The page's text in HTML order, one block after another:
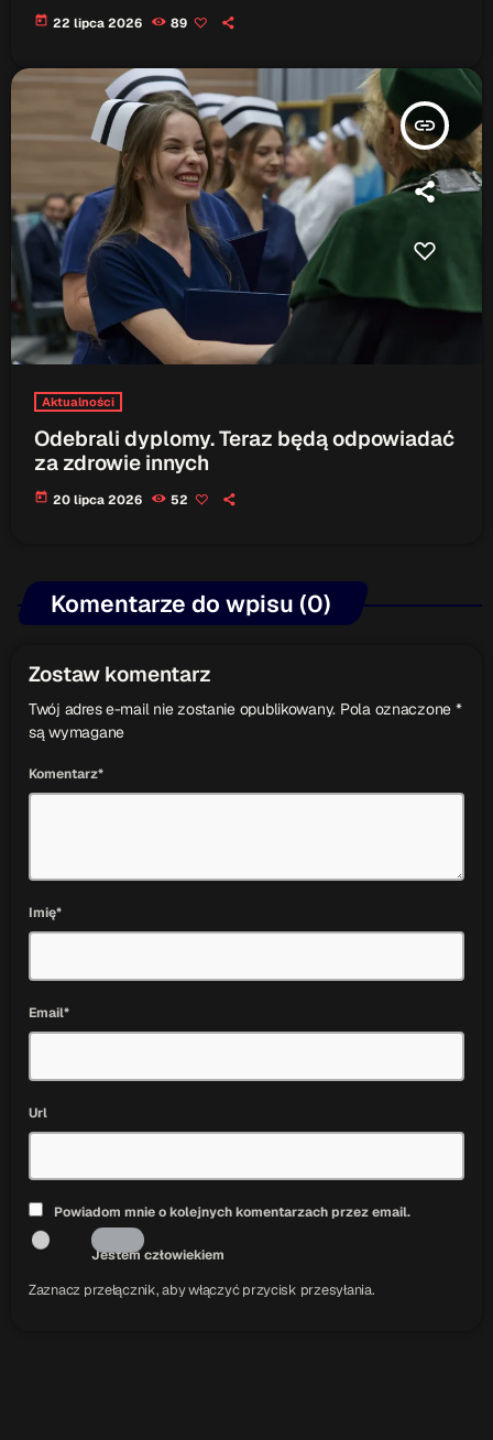
today 22 lipca 2026 89
insert_link
Aktualności
Odebrali dyplomy. Teraz będą odpowiadać
za zdrowie innych
today 20 lipca 2026 52
Komentarze do wpisu (0)
Zostaw komentarz
Twój adres e-mail nie zostanie opublikowany. Pola oznaczone *
są wymagane
Komentarz*
Imię*
Email*
Url
Powiadom mnie o kolejnych komentarzach przez email.
Jestem człowiekiem
Zaznacz przełącznik, aby włączyć przycisk przesyłania.